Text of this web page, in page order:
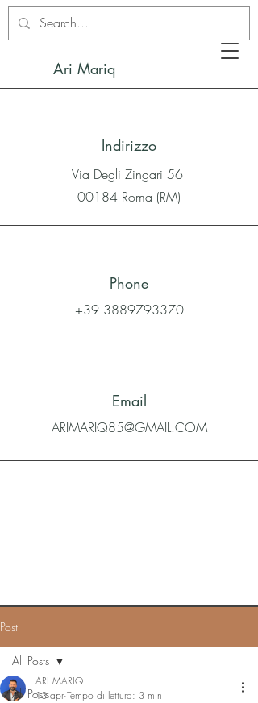
Ari Mariq
Indirizzo
Via Degli Zingari 56
00184 Roma (RM)
Phone
+39 3889793370
Email
ARIMARIQ85@GMAIL.COM
Post
All Posts
All Posts
ARI MARIQ
13 apr Tempo di lettura: 3 min